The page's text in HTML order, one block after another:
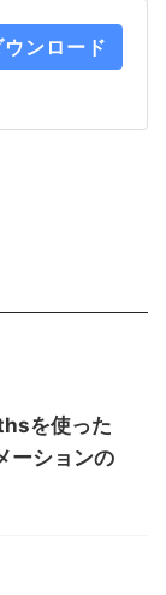
ウンロード
を使った
ーションの